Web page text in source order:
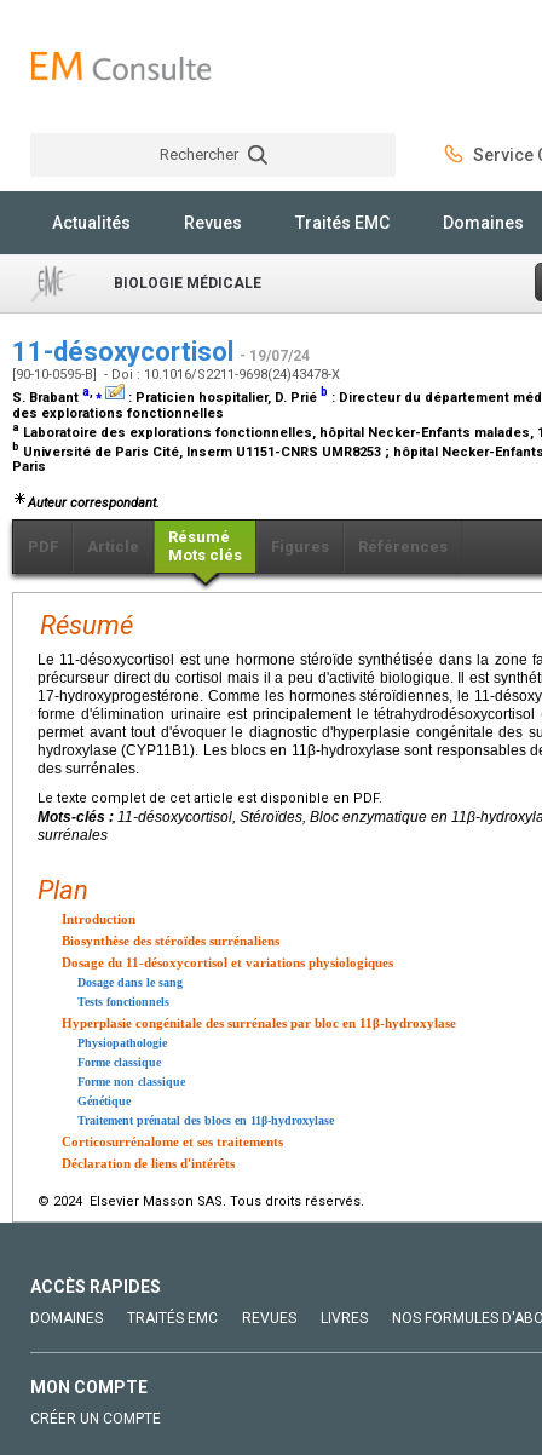
Rechercher Service
Actualités Revues Traités EMC Domaines
BIOLOGIE MÉDICALE
11-désoxycortisol - 19/07/24
[90-10-0595-B] - Doi : 10.1016/S2211-9698(24)43478-X
S. Brabant a,⁎ : Praticien hospitalier, D. Prié b : Directeur du département
des explorations fonctionnelles
a Laboratoire des explorations fonctionnelles, hôpital Necker-Enfants malades,
b Université de Paris Cité, Inserm U1151-CNRS UMR8253 ; hôpital Necker-
Paris
Auteur correspondant.
PDF Article
Résumé
Mots clés
Figures Références
Résumé
Le 11-désoxycortisol est une hormone stéroïde synthétisée dans la zone
précurseur direct du cortisol mais il a peu d'activité biologique. Il est
17-hydroxyprogestérone. Comme les hormones stéroïdiennes, le 11-
forme d'élimination urinaire est principalement le
permet avant tout d'évoquer le diagnostic d'hyperplasie congénitale des
hydroxylase (CYP11B1). Les blocs en 11β-hydroxylase sont responsables
des surrénales.
Le texte complet de cet article est disponible en PDF.
Mots-clés : 11-désoxycortisol, Stéroïdes, Bloc enzymatique en 11β-
surrénales
Plan
Introduction
Biosynthèse des stéroïdes surrénaliens
Dosage du 11-désoxycortisol et variations physiologiques
Dosage dans le sang
Tests fonctionnels
Hyperplasie congénitale des surrénales par bloc en 11β-hydroxylase
Physiopathologie
Forme classique
Forme non classique
Génétique
Traitement prénatal des blocs en 11β-hydroxylase
Corticosurrénalome et ses traitements
Déclaration de liens d'intérêts
© 2024 Elsevier Masson SAS. Tous droits réservés.
ACCÈS RAPIDES
DOMAINES TRAITÉS EMC REVUES LIVRES NOS FORMULES
MON COMPTE
CRÉER UN COMPTE